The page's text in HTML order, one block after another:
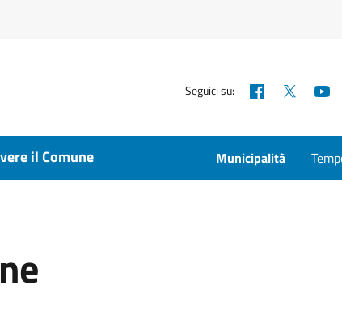
Seguici su: Facebook
il Comune Municipalità